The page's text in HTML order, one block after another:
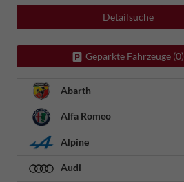
Detailsuche
Geparkte Fahrzeuge (0)
Abarth
Alfa Romeo
Alpine
Audi